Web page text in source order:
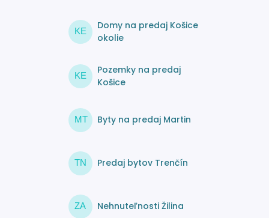
KE
Domy na predaj Košice
okolie
KE
Pozemky na predaj
Košice
MT Byty na predaj Martin
TN Predaj bytov Trenčín
ZA Nehnuteľnosti Žilina